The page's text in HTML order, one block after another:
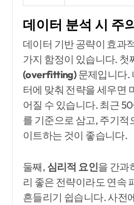
데이터 분석 시 주
데이터 기반 공략이 효과
가지 함정이 있습니다. 첫
(overfitting)문제입니다.
터에 맞춰 전략을 세우면
어질 수 있습니다. 최근
를 기준으로 삼고, 주기적
이트하는 것이 좋습니다.
둘째, 심리적 요인을 간과
리 좋은 전략이라도 연속
흔들리기 쉽습니다. 사전